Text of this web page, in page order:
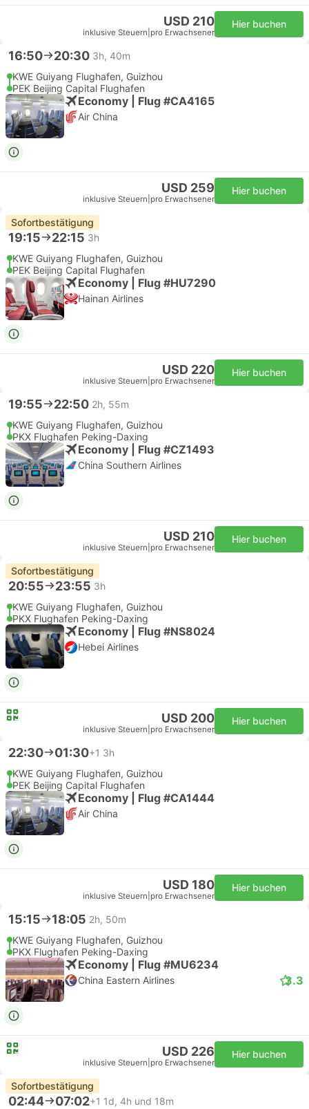
USD 210
inklusive Steuern pro Erwachsener
Hier buchen
16:50 20:30 3h, 40m
KWE Guiyang Flughafen, Guizhou
PEK Beijing Capital Flughafen
Economy | Flug #CA4165
Air China
USD 259
inklusive Steuern pro Erwachsener
Hier buchen
Sofortbestätigung
19:15 22:15 3h
KWE Guiyang Flughafen, Guizhou
PEK Beijing Capital Flughafen
Economy | Flug #HU7290
Hainan Airlines
USD 220
inklusive Steuern pro Erwachsener
Hier buchen
19:55 22:50 2h, 55m
KWE Guiyang Flughafen, Guizhou
PKX Flughafen Peking-Daxing
Economy | Flug #CZ1493
China Southern Airlines
USD 210
inklusive Steuern pro Erwachsener
Hier buchen
Sofortbestätigung
20:55 23:55 3h
KWE Guiyang Flughafen, Guizhou
PKX Flughafen Peking-Daxing
Economy | Flug #NS8024
Hebei Airlines
USD 200
inklusive Steuern pro Erwachsener
Hier buchen
22:30 01:30+1 3h
KWE Guiyang Flughafen, Guizhou
PEK Beijing Capital Flughafen
Economy | Flug #CA1444
Air China
USD 180
inklusive Steuern pro Erwachsener
Hier buchen
15:15 18:05 2h, 50m
KWE Guiyang Flughafen, Guizhou
PKX Flughafen Peking-Daxing
Economy | Flug #MU6234
China Eastern Airlines 3.3
USD 226
inklusive Steuern pro Erwachsener
Hier buchen
Sofortbestätigung
02:44 07:02+1 1d, 4h und 18m